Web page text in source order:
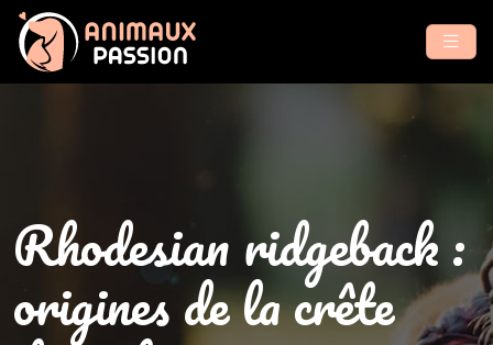
Rhodesian ridgeback :
origines de la crête